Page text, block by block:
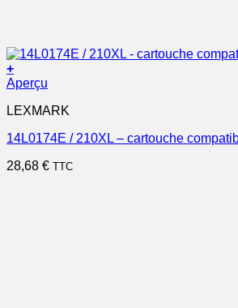
+
Aperçu
LEXMARK
14L0174E / 210XL – cartouche
28,68 € TTC